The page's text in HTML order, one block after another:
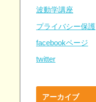
波動学講座
プライバシー保護
facebookページ
twitter
アーカイブ